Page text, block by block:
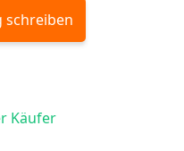
schreiben
Käufer